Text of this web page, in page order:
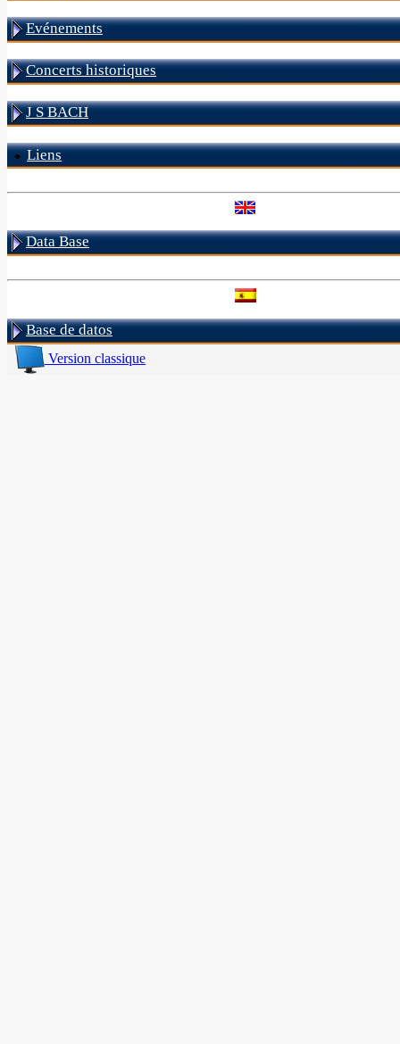
Evénements
Concerts historiques
J S BACH
Liens
Data Base
Base de datos
Version classique